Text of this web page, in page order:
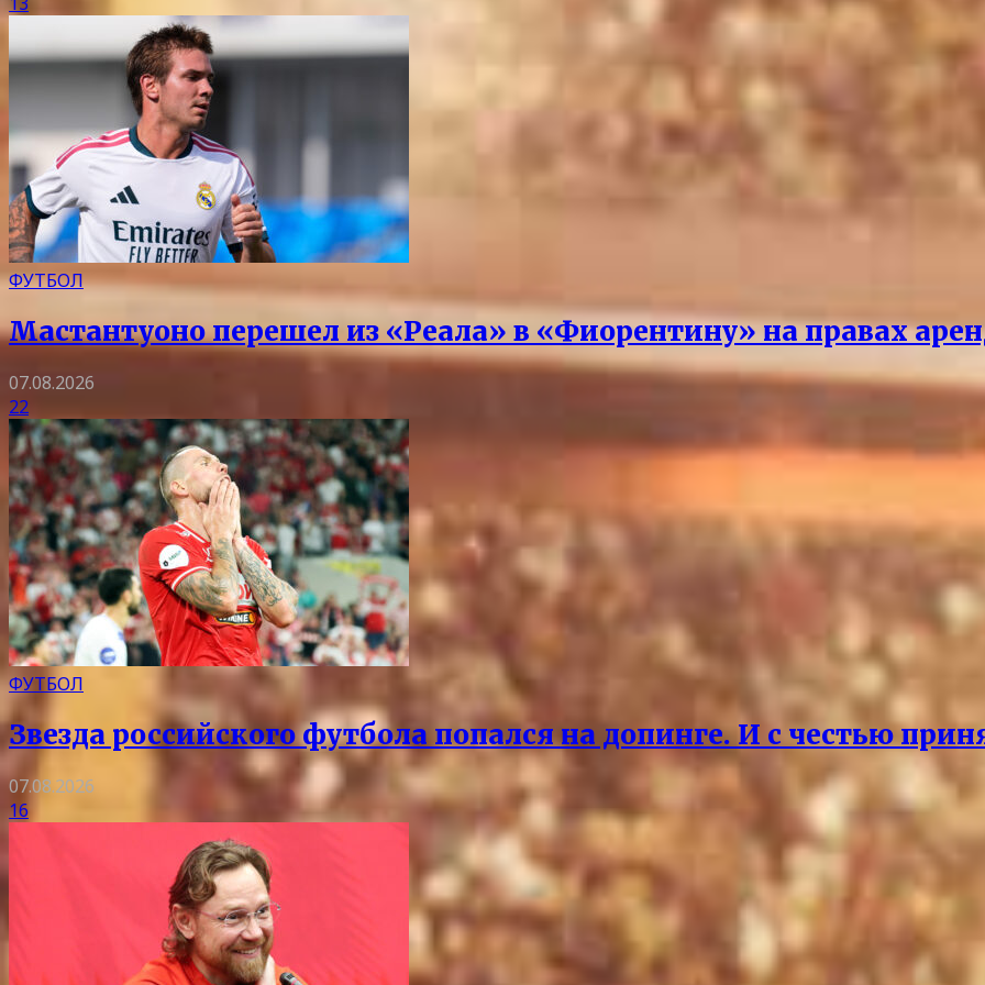
ФУТБОЛ
Мастантуоно перешел из «Реала» в «Фиорентину» на правах
07.08.2026
22
ФУТБОЛ
Звезда российского футбола попался на допинге. И с честью
07.08.2026
16